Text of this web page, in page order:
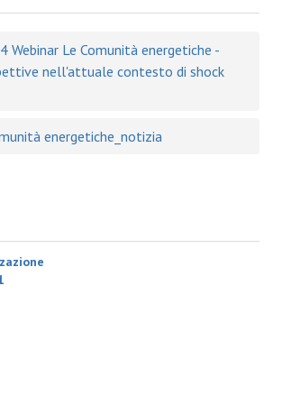
Webinar Le Comunità energetiche -
nell'attuale contesto di shock
energetiche_notizia